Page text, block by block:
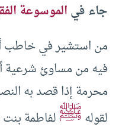
جاء فيالموسوعة
من استشير في خاطب
فيه من مساوئ شرعية
محرمة إذا قصد به
لقولهﷺلفاطمة